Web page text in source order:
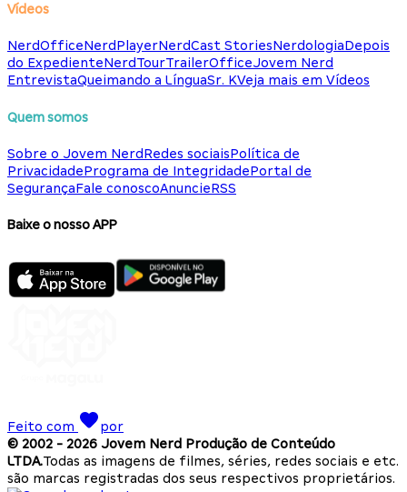
Vídeos
NerdOfficeNerdPlayerNerdCast StoriesNerdologiaDepois
do ExpedienteNerdTourTrailerOfficeJovem Nerd
EntrevistaQueimando a LínguaSr. KVeja mais em Vídeos
Quem somos
Sobre o Jovem NerdRedes sociaisPolítica de
PrivacidadePrograma de IntegridadePortal de
SegurançaFale conoscoAnuncieRSS
Baixe o nosso APP
Feito com
por
© 2002 - 2026 Jovem Nerd Produção de Conteúdo
LTDA.Todas as imagens de filmes, séries, redes sociais e etc.
são marcas registradas dos seus respectivos proprietários.